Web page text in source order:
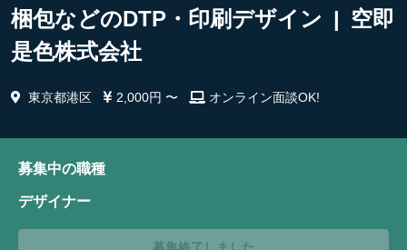
梱包などのDTP・印刷デザイン | 空即
是色株式会社
東京都港区 2,000円 〜 オンライン面談OK!
募集中の職種
デザイナー
募集終了しました